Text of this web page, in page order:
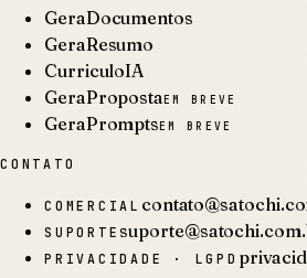
GeraDocumentos
GeraResumo
CurriculoIA
GeraPropostaEM BREVE
GeraPromptsEM BREVE
CONTATO
COMERCIAL
SUPORTE
PRIVACIDADE · LGPD